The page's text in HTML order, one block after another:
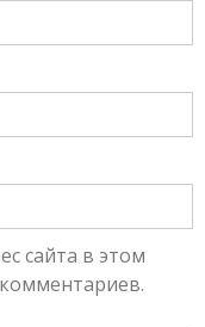
сайта в этом